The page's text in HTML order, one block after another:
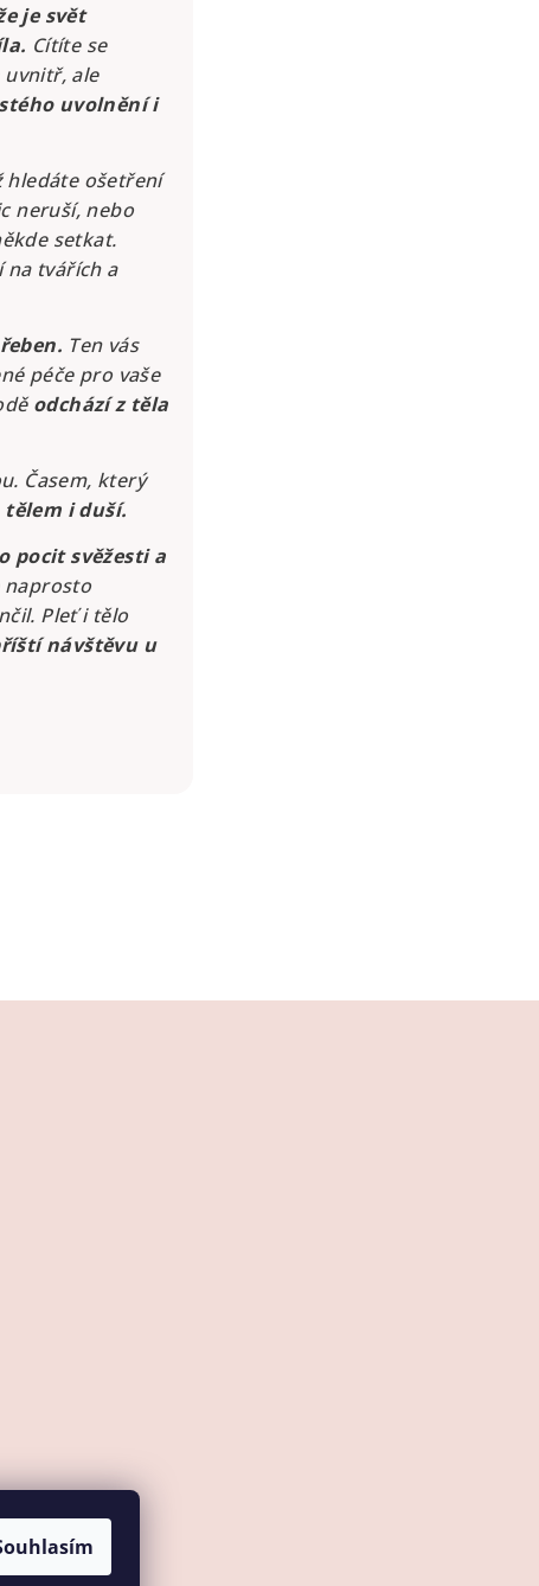
je svět
Cítíte se
uvnitř, ale
uvolnění i
hledáte ošetření
neruší, nebo
setkat.
na tvářích a
Ten vás
péče pro vaše
odchází z těla
Časem, který
i duší.
pocit svěžesti a
naprosto
Pleť i tělo
návštěvu u